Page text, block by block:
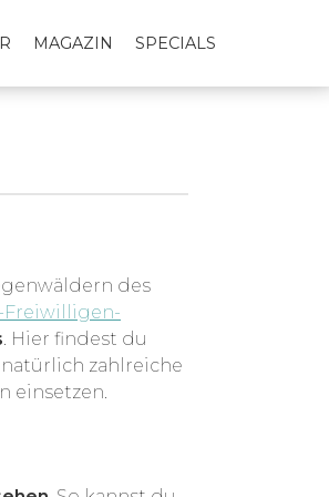
MAGAZIN SPECIALS
des
Freiwilligen-
. Hier findest du
zahlreiche
einsetzen.